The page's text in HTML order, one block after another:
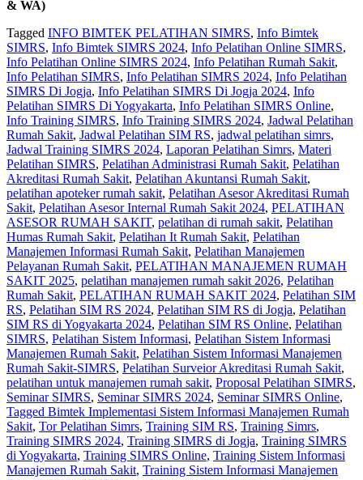
& WA)
Tagged INFO BIMTEK PELATIHAN SIMRS, Info Bimtek
SIMRS, Info Bimtek SIMRS 2024, Info Pelatihan Online SIMRS,
Info Pelatihan Online SIMRS 2024, Info Pelatihan Rumah Sakit,
Info Pelatihan SIMRS, Info Pelatihan SIMRS 2024, Info Pelatihan
SIMRS Di Jogja, Info Pelatihan SIMRS Di Jogja 2024, Info
Pelatihan SIMRS Di Yogyakarta, Info Pelatihan SIMRS Online,
Info Training SIMRS, Info Training SIMRS 2024, Jadwal Pelatihan
Rumah Sakit, Jadwal Pelatihan SIM RS, jadwal pelatihan simrs,
Jadwal Training SIMRS 2024, Laporan Pelatihan Simrs, Materi
Pelatihan SIMRS, Pelatihan Administrasi Rumah Sakit, Pelatihan
Akreditasi Rumah Sakit, Pelatihan Akuntansi Rumah Sakit,
pelatihan apoteker rumah sakit, Pelatihan Asesor Akreditasi Rumah
Sakit, Pelatihan Asesor Internal Rumah Sakit 2024, PELATIHAN
ASESOR RUMAH SAKIT, pelatihan di rumah sakit, Pelatihan
Humas Rumah Sakit, Pelatihan It Rumah Sakit, Pelatihan
Manajemen Informasi Rumah Sakit, Pelatihan Manajemen
Pelayanan Rumah Sakit, PELATIHAN MANAJEMEN RUMAH
SAKIT 2025, pelatihan manajemen rumah sakit 2026, Pelatihan
Rumah Sakit‎, PELATIHAN RUMAH SAKIT 2024, Pelatihan SIM
RS, Pelatihan SIM RS 2024, Pelatihan SIM RS di Jogja, Pelatihan
SIM RS di Yogyakarta 2024, Pelatihan SIM RS Online, Pelatihan
SIMRS, Pelatihan Sistem Informasi, Pelatihan Sistem Informasi
Manajemen Rumah Sakit, Pelatihan Sistem Informasi Manajemen
Rumah Sakit-SIMRS, Pelatihan Surveior Akreditasi Rumah Sakit,
pelatihan untuk manajemen rumah sakit, Proposal Pelatihan SIMRS,
Seminar SIMRS, Seminar SIMRS 2024, Seminar SIMRS Online,
Tagged Bimtek Implementasi Sistem Informasi Manajemen Rumah
Sakit, Tor Pelatihan Simrs, Training SIM RS, Training Simrs,
Training SIMRS 2024, Training SIMRS di Jogja, Training SIMRS
di Yogyakarta, Training SIMRS Online, Training Sistem Informasi
Manajemen Rumah Sakit, Training Sistem Informasi Manajemen